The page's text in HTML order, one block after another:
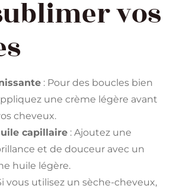
vos
: Pour des boucles bien
une crème légère avant
cheveux.
capillaire : Ajoutez une
et de douceur avec un
huile légère.
vous utilisez un sèche-cheveux,